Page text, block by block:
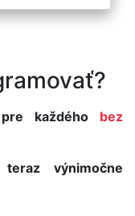
pre každého
bez
teraz výnimočne